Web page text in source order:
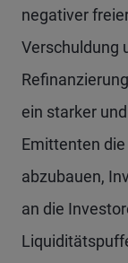
negativer
Verschuldung
ein starker
Emittenten
abzubauen,
an die